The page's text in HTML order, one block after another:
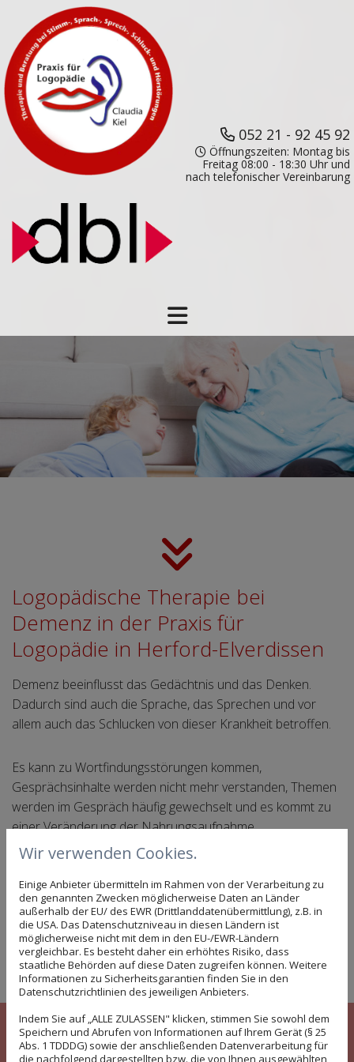
052 21 - 92 45 92
Öffnungszeiten: Montag bis
Freitag 08:00 - 18:30 Uhr und
nach telefonischer Vereinbarung
Logopädische Therapie bei
Demenz in der Praxis für
Logopädie in Herford-Elverdissen
Demenz beeinflusst das Gedächtnis und das Denken.
Dadurch sind auch die Sprache, das Sprechen und vor
allem auch das Schlucken von dieser Krankheit betroffen.
Es kann zu Wortfindungsstörungen kommen,
Gesprächsinhalte werden nicht mehr verstanden, Themen
werden im Gespräch häufig gewechselt und es kommt zu
einer Veränderung der Nahrungsaufnahme.
Sprechen und Schlucken bietet das Team der Praxis für
Logopädie Claudia Kiel in Herford-Elverdissen Patienten,
die an Demenz erkrankt sind, persönliche und fachliche
Hilfe an.
Das Einbinden des gesamten Umfelds
Wir verwenden Cookies.
Einige Anbieter übermitteln im Rahmen von der Verarbeitung zu
den genannten Zwecken möglicherweise Daten an Länder
außerhalb der EU/ des EWR (Drittlanddatenübermittlung), z.B. in
die USA. Das Datenschutzniveau in diesen Ländern ist
möglicherweise nicht mit dem in den EU-/EWR-Ländern
vergleichbar. Es besteht daher ein erhöhtes Risiko, dass
staatliche Behörden auf diese Daten zugreifen können. Weitere
Informationen zu Sicherheitsgarantien finden Sie in den
Datenschutzrichtlinien des jeweiligen Anbieters.
Indem Sie auf „ALLE ZULASSEN" klicken, stimmen Sie sowohl dem
Speichern und Abrufen von Informationen auf Ihrem Gerät (§ 25
Abs. 1 TDDDG) sowie der anschließenden Datenverarbeitung für
die nachfolgend dargestellten bzw. die von Ihnen ausgewählten